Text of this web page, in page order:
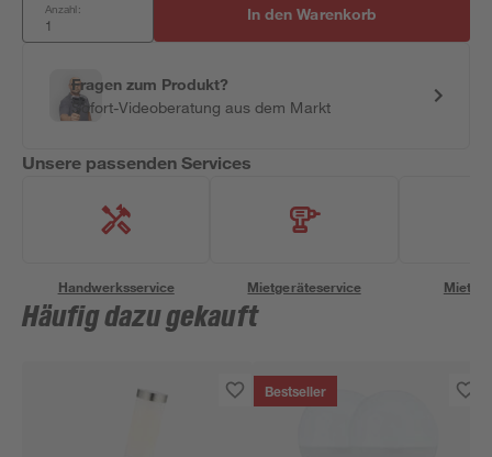
Anzahl: In den Warenkorb
Fragen zum Produkt?
Sofort-Videoberatung aus dem Markt
Unsere passenden Services
Handwerksservice Mietgeräteservice
Häufig dazu gekauft
Bestseller